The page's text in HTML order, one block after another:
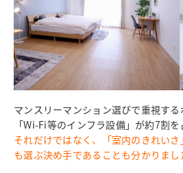
マンスリーマンション選びで重視す
「Wi-Fi等のインフラ設備」が約7割を
それだけではなく、「室内のきれいさ
も選ぶ決め手であることも分かりまし